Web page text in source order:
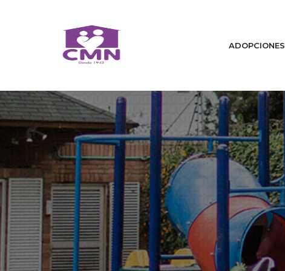
ADOPCIONES
Home
Quiénes Somos
Cambiamos Vidas / Adopciones